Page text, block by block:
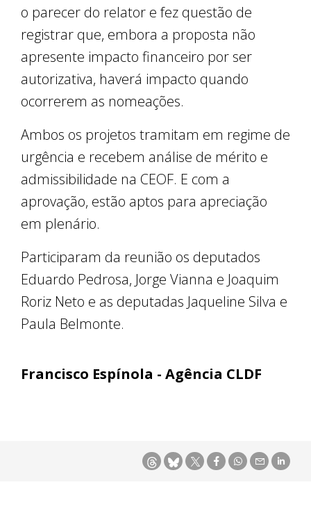
o parecer do relator e fez questão de
registrar que, embora a proposta não
apresente impacto financeiro por ser
autorizativa, haverá impacto quando
ocorrerem as nomeações.
Ambos os projetos tramitam em regime de
urgência e recebem análise de mérito e
admissibilidade na CEOF. E com a
aprovação, estão aptos para apreciação
em plenário.
Participaram da reunião os deputados
Eduardo Pedrosa, Jorge Vianna e Joaquim
Roriz Neto e as deputadas Jaqueline Silva e
Paula Belmonte.
Francisco Espínola - Agência CLDF